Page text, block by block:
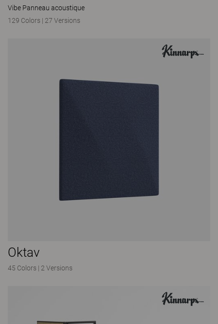
Vibe Panneau acoustique
129 Colors | 27 Versions
Oktav
45 Colors | 2 Versions